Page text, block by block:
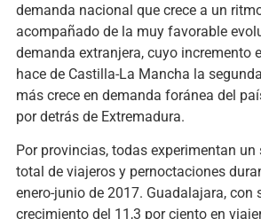
demanda nacional que crece a un
acompañado de la muy favorable
demanda extranjera, cuyo incremento
hace de Castilla-La Mancha la
más crece en demanda foránea del
por detrás de Extremadura.
Por provincias, todas experimentan
total de viajeros y pernoctaciones
enero-junio de 2017. Guadalajara, con
crecimiento del 11,3 por ciento en